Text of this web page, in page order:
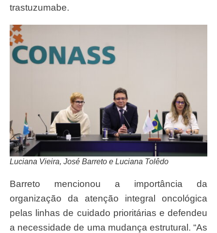
trastuzumabe.
Luciana Vieira, José Barreto e Luciana Tolêdo
Barreto mencionou a importância da
organização da atenção integral oncológica
pelas linhas de cuidado prioritárias e defendeu
a necessidade de uma mudança estrutural. “As